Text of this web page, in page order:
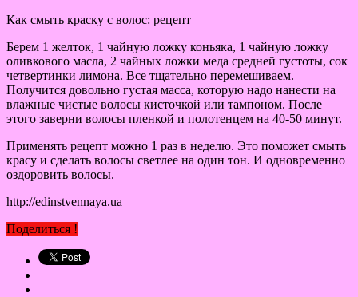
Как смыть краску с волос: рецепт
Берем 1 желток, 1 чайную ложку коньяка, 1 чайную ложку
оливкового масла, 2 чайных ложки меда средней густоты, сок
четвертинки лимона. Все тщательно перемешиваем.
Получится довольно густая масса, которую надо нанести на
влажные чистые волосы кисточкой или тампоном. После
этого заверни волосы пленкой и полотенцем на 40-50 минут.
Применять рецепт можно 1 раз в неделю. Это поможет смыть
красу и сделать волосы светлее на один тон. И одновременно
оздоровить волосы.
http://edinstvennaya.ua
Поделиться !